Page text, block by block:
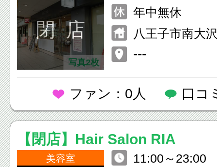
写真2枚
閉 店
0 日 10：00
年中無休
八王子市南大
---
ファン：0人 口コ
【閉店】Hair Salon RIA
美容室
11:00～23:00